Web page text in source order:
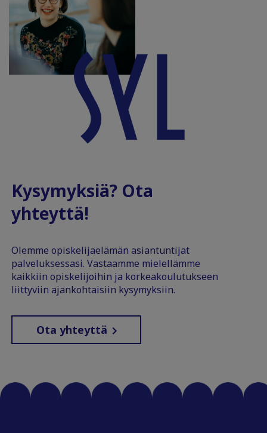
Kysymyksiä? Ota
yhteyttä!
Olemme opiskelijaelämän asiantuntijat
palveluksessasi. Vastaamme mielellämme
kaikkiin opiskelijoihin ja korkeakoulutukseen
liittyviin ajankohtaisiin kysymyksiin.
Ota yhteyttä